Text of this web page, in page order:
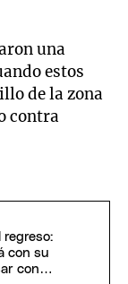
una
estos
de la zona
contra
regreso:
con su
con